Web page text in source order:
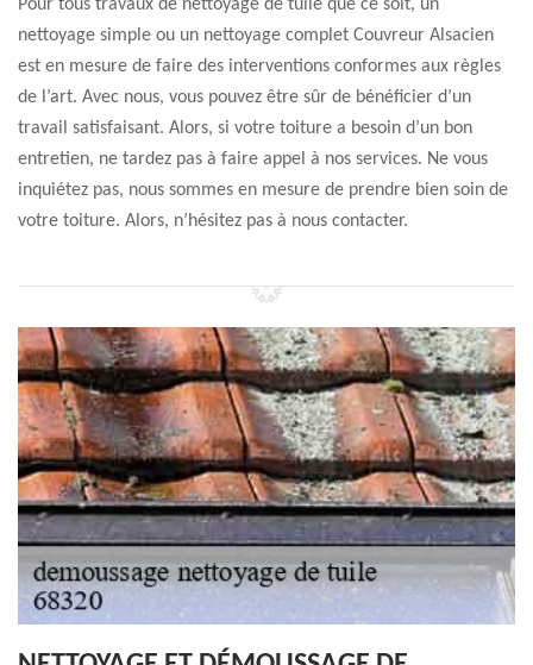
Pour tous travaux de nettoyage de tuile que ce soit, un
nettoyage simple ou un nettoyage complet Couvreur Alsacien
est en mesure de faire des interventions conformes aux règles
de l’art. Avec nous, vous pouvez être sûr de bénéficier d’un
travail satisfaisant. Alors, si votre toiture a besoin d’un bon
entretien, ne tardez pas à faire appel à nos services. Ne vous
inquiétez pas, nous sommes en mesure de prendre bien soin de
votre toiture. Alors, n’hésitez pas à nous contacter.